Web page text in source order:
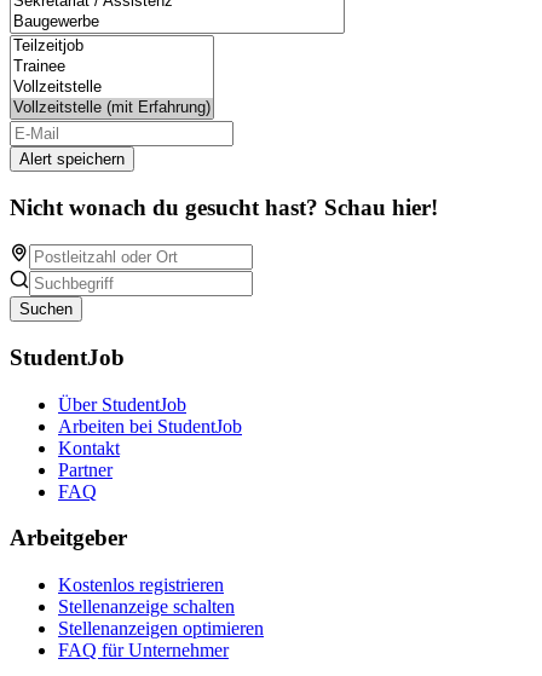
Alert speichern
Nicht wonach du gesucht hast? Schau hier!
Suchen
StudentJob
Über StudentJob
Arbeiten bei StudentJob
Kontakt
Partner
FAQ
Arbeitgeber
Kostenlos registrieren
Stellenanzeige schalten
Stellenanzeigen optimieren
FAQ für Unternehmer